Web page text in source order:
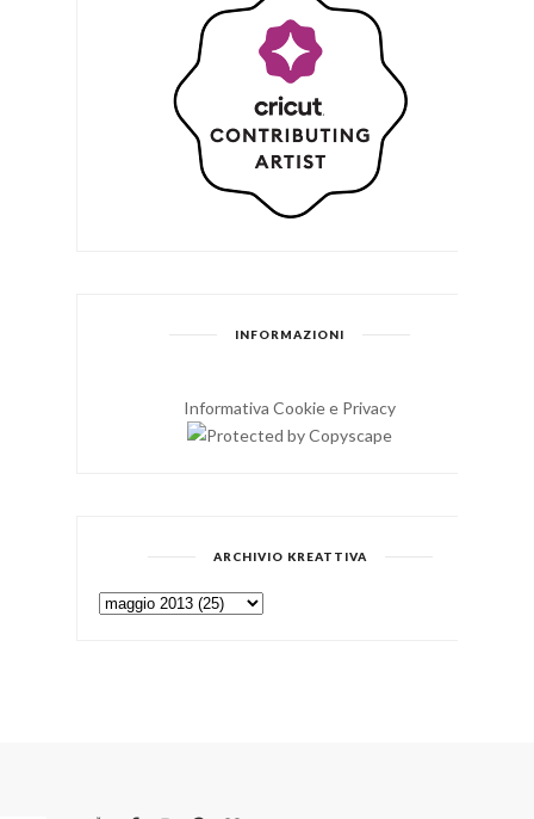
INFORMAZIONI
Informativa Cookie e Privacy
ARCHIVIO KREATTIVA